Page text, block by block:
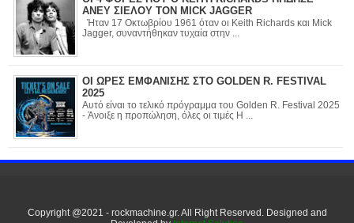
ΑΝΕΥ ΣΙΕΛΟΥ ΤΟΝ MICK JAGGER
Ήταν 17 Οκτωβρίου 1961 όταν οι Keith Richards και Mick
Jagger, συναντήθηκαν τυχαία στην ...
ΟΙ ΩΡΕΣ ΕΜΦΑΝΙΣΗΣ ΣΤΟ GOLDEN R. FESTIVAL
2025
Αυτό είναι το τελικό πρόγραμμα του Golden R. Festival 2025
- Άνοιξε η προπώληση, όλες οι τιμές Η ...
Copyright @2021 - rockmachine.gr. All Right Reserved. Designed and